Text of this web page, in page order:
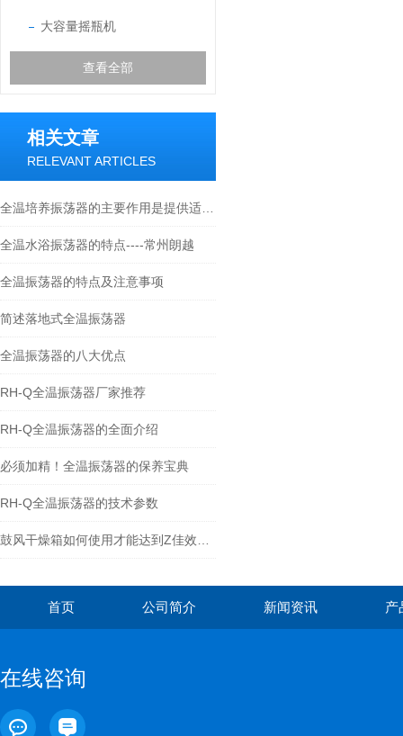
大容量摇瓶机
查看全部
相关文章
RELEVANT ARTICLES
全温水浴振荡器的特点----常州朗越
全温振荡器的特点及注意事项
简述落地式全温振荡器
全温振荡器的八大优点
RH-Q全温振荡器厂家推荐
RH-Q全温振荡器的全面介绍
必须加精！全温振荡器的保养宝典
RH-Q全温振荡器的技术参数
首页 公司简介 新闻资讯 产
在线咨询